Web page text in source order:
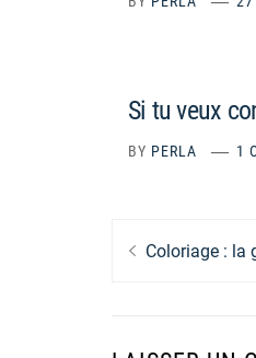
Si tu veux
BY PERLA 1
Navigation
Previous
Coloriage : la